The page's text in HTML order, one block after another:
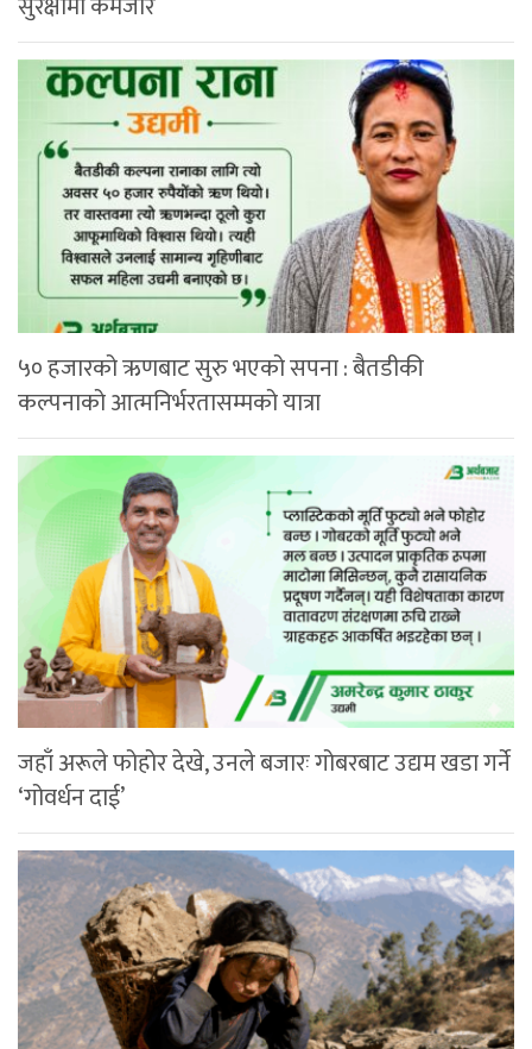
५० हजारको ऋणबाट सुरु भएको सपना : बैतडीकी
कल्पनाको आत्मनिर्भरतासम्मको यात्रा
जहाँ अरूले फोहोर देखे, उनले बजारः गोबरबाट उद्यम खडा गर्ने
‘गोवर्धन दाई’